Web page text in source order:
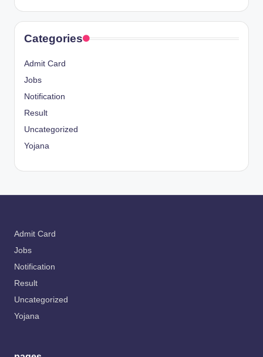
Categories
Admit Card
Jobs
Notification
Result
Uncategorized
Yojana
Admit Card
Jobs
Notification
Result
Uncategorized
Yojana